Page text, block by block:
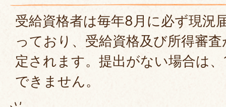
受給資格者は毎年8月に必ず現況
っており、受給資格及び所得審
定されます。提出がない場合は
できません。